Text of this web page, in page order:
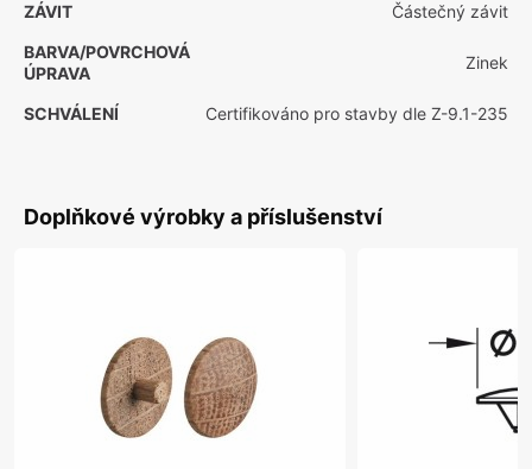
ZÁVIT
Částečný závit
BARVA/POVRCHOVÁ
ÚPRAVA
Zinek
SCHVÁLENÍ Certifikováno pro stavby dle Z-9.1-235
Doplňkové výrobky a příslušenství